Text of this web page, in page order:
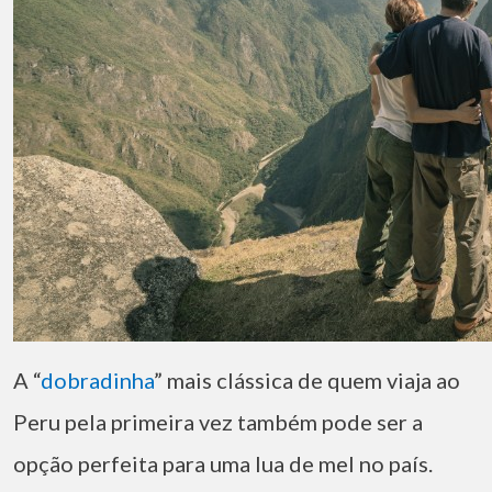
A “dobradinha” mais clássica de quem viaja ao
Peru pela primeira vez também pode ser a
opção perfeita para uma lua de mel no país.